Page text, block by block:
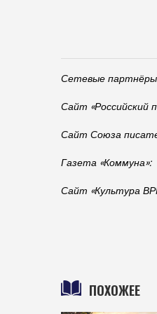
Сетевые
Сайт «Российский
Сайт Союза
Газета «Коммуна»:
Сайт «Культура
ПОХОЖЕЕ